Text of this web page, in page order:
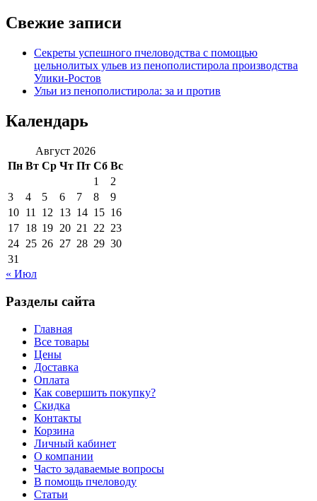
Свежие записи
Секреты успешного пчеловодства с помощью
цельнолитых ульев из пенополистирола производства
Улики-Ростов
Ульи из пенополистирола: за и против
Календарь
Август 2026
Пн Вт Ср Чт Пт Сб Вс
1
2
3
4 5 6 7 8
9
10 11 12 13 14 15 16
17 18 19 20 21 22 23
24 25 26 27 28 29 30
31
« Июл
Разделы сайта
Главная
Все товары
Цены
Доставка
Оплата
Как совершить покупку?
Скидка
Контакты
Корзина
Личный кабинет
О компании
Часто задаваемые вопросы
В помощь пчеловоду
Статьи